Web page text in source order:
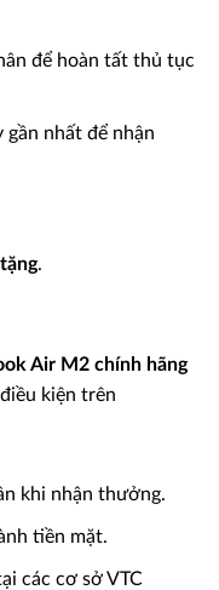
để hoàn tất thủ tục
gần nhất để nhận
.
Air M2 chính hãng
kiện trên
khi nhận thưởng.
tiền mặt.
các cơ sở VTC